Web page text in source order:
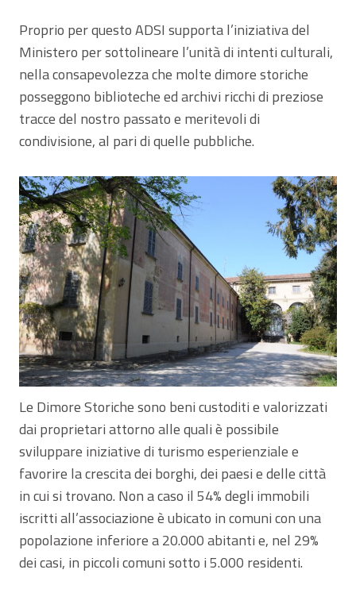
Proprio per questo ADSI supporta l’iniziativa del
Ministero per sottolineare l’unità di intenti culturali,
nella consapevolezza che molte dimore storiche
posseggono biblioteche ed archivi ricchi di preziose
tracce del nostro passato e meritevoli di
condivisione, al pari di quelle pubbliche.
Le Dimore Storiche sono beni custoditi e valorizzati
dai proprietari attorno alle quali è possibile
sviluppare iniziative di turismo esperienziale e
favorire la crescita dei borghi, dei paesi e delle città
in cui si trovano. Non a caso il 54% degli immobili
iscritti all’associazione è ubicato in comuni con una
popolazione inferiore a 20.000 abitanti e, nel 29%
dei casi, in piccoli comuni sotto i 5.000 residenti.